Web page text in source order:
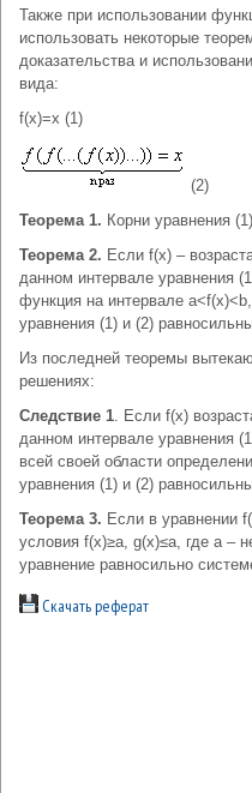
Также при использовании
использовать некоторые
доказательства и
вида:
f(x)=x (1)
(2)
Теорема 1. Корни уравнения
Теорема 2. Если f(x) –
данном интервале уравнения
функция на интервале
уравнения (1) и (2)
Из последней теоремы
решениях:
Следствие 1. Если f(x)
данном интервале уравнения
всей своей области
уравнения (1) и (2)
Теорема 3. Если в уравнении
условия f(x)≥a, g(x)≤a, где а –
уравнение равносильно
Скачать реферат